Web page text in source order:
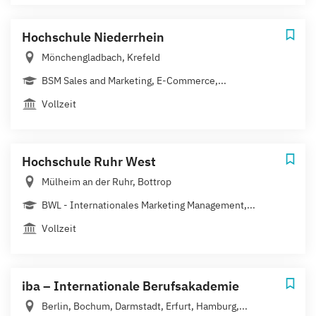
Hochschule Niederrhein
Mönchengladbach, Krefeld
BSM Sales and Marketing, E-Commerce,...
Vollzeit
Hochschule Ruhr West
Mülheim an der Ruhr, Bottrop
BWL - Internationales Marketing Management,...
Vollzeit
iba – Internationale Berufsakademie
Berlin, Bochum, Darmstadt, Erfurt, Hamburg,...